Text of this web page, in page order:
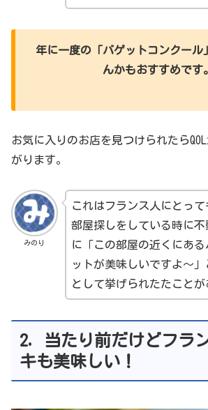
年に一度の「バゲットコンクール
んかもおすすめです。
お気に入りのお店を見つけられたら
がります。
みのり
これはフランス人にとって
部屋探しをしている時に
に「この部屋の近くにあ
ットが美味しいですよ～
として挙げられたたことが
2. 当たり前だけどフラ
キも美味しい！